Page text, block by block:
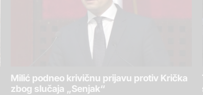
Milić podneo krivičnu prijavu protiv Krička
zbog slučaja „Senjak“